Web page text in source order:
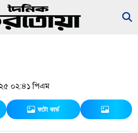
০২:৪১ পিএম
ফটো কার্ড